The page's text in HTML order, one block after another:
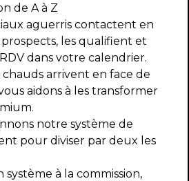
de A à Z
aguerris contactent en
les qualifient et
dans votre calendrier.
chauds arrivent en face de
aidons à les transformer
notre système de
pour diviser par deux les
à la commission,